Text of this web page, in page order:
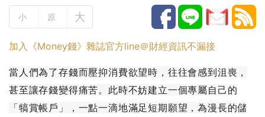
小 原 大
加入《Money錢》雜誌官方line＠財經資訊不漏接
當人們為了存錢而壓抑消費欲望時，往往會感到沮喪，
甚至讓存錢變得痛苦。此時不妨建立一個專屬自己的
「犒賞帳戶」，一點一滴地滿足短期願望，為漫長的儲